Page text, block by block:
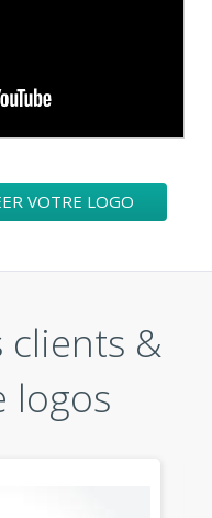
VOTRE LOGO
clients &
logos